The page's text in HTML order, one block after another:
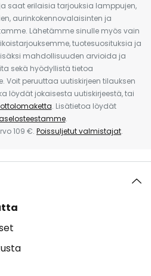
saat erilaisia tarjouksia lamppujen,
aurinkokennovalaisinten ja
Lähetämme sinulle myös vain
tuotesuosituksia ja
mahdollisuuden arvioida ja
sekä hyödyllistä tietoa
Voit peruuttaa uutiskirjeen tilauksen
löydät jokaisesta uutiskirjeestä, tai
. Lisätietoa löydät
.
109 €. Poissuljetut valmistajat.